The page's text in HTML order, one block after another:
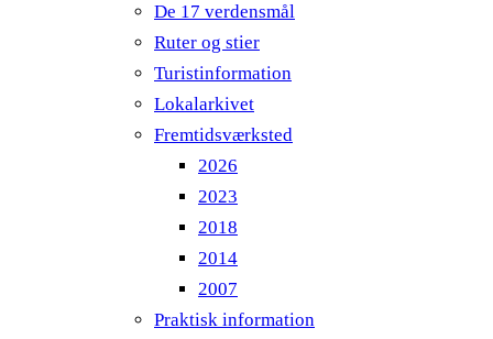
De 17 verdensmål
Ruter og stier
Turistinformation
Lokalarkivet
Fremtidsværksted
2026
2023
2018
2014
2007
Praktisk information